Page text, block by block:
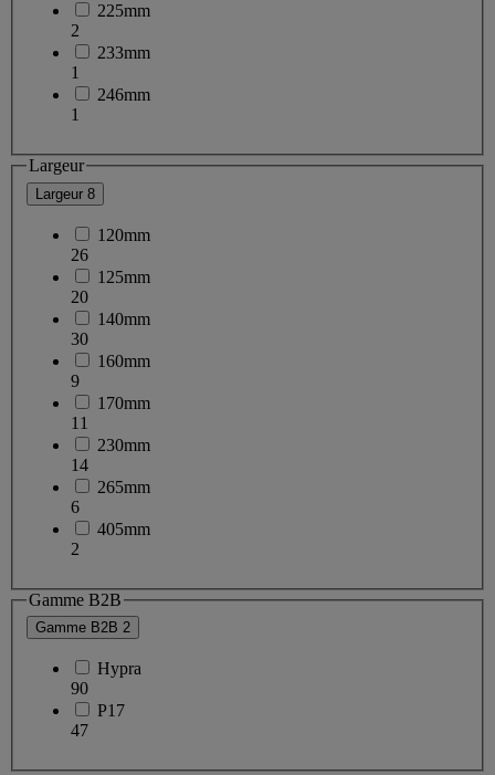
225mm
2
233mm
1
246mm
1
Largeur
Largeur 8
120mm
26
125mm
20
140mm
30
160mm
9
170mm
11
230mm
14
265mm
6
405mm
2
Gamme B2B
Gamme B2B 2
Hypra
90
P17
47